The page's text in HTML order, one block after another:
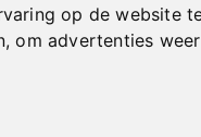
op de website
,om advertenties